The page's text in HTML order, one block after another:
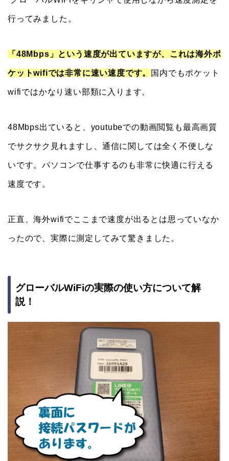
行ってみました。
「48Mbps」という速度が出ていますが、これは海外ポ
ケットwifiでは非常に速い速度です。 国内でもポケット
wifiではかなり速い部類に入ります。
48Mbps出ていると、youtubeでの動画閲覧も最高画質
でサクサク見れますし、通信に関しては全く不便しな
いです。パソコンで仕事するのも非常に快適に行える
速度です。
正直、海外wifiでここまで速度が出るとは思っていなか
ったので、実際に測定してみて驚きました。
グローバルWiFiの実際の使い方について解
説！